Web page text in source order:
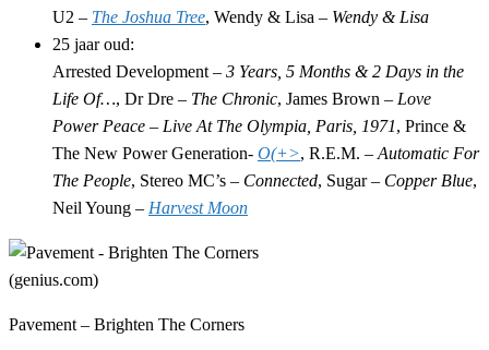
U2 – The Joshua Tree, Wendy & Lisa – Wendy & Lisa
25 jaar oud:
Arrested Development – 3 Years, 5 Months & 2 Days in the
Life Of…, Dr Dre – The Chronic, James Brown – Love
Power Peace – Live At The Olympia, Paris, 1971, Prince &
The New Power Generation- O(+>, R.E.M. – Automatic For
The People, Stereo MC’s – Connected, Sugar – Copper Blue,
Neil Young – Harvest Moon
Pavement – Brighten The Corners